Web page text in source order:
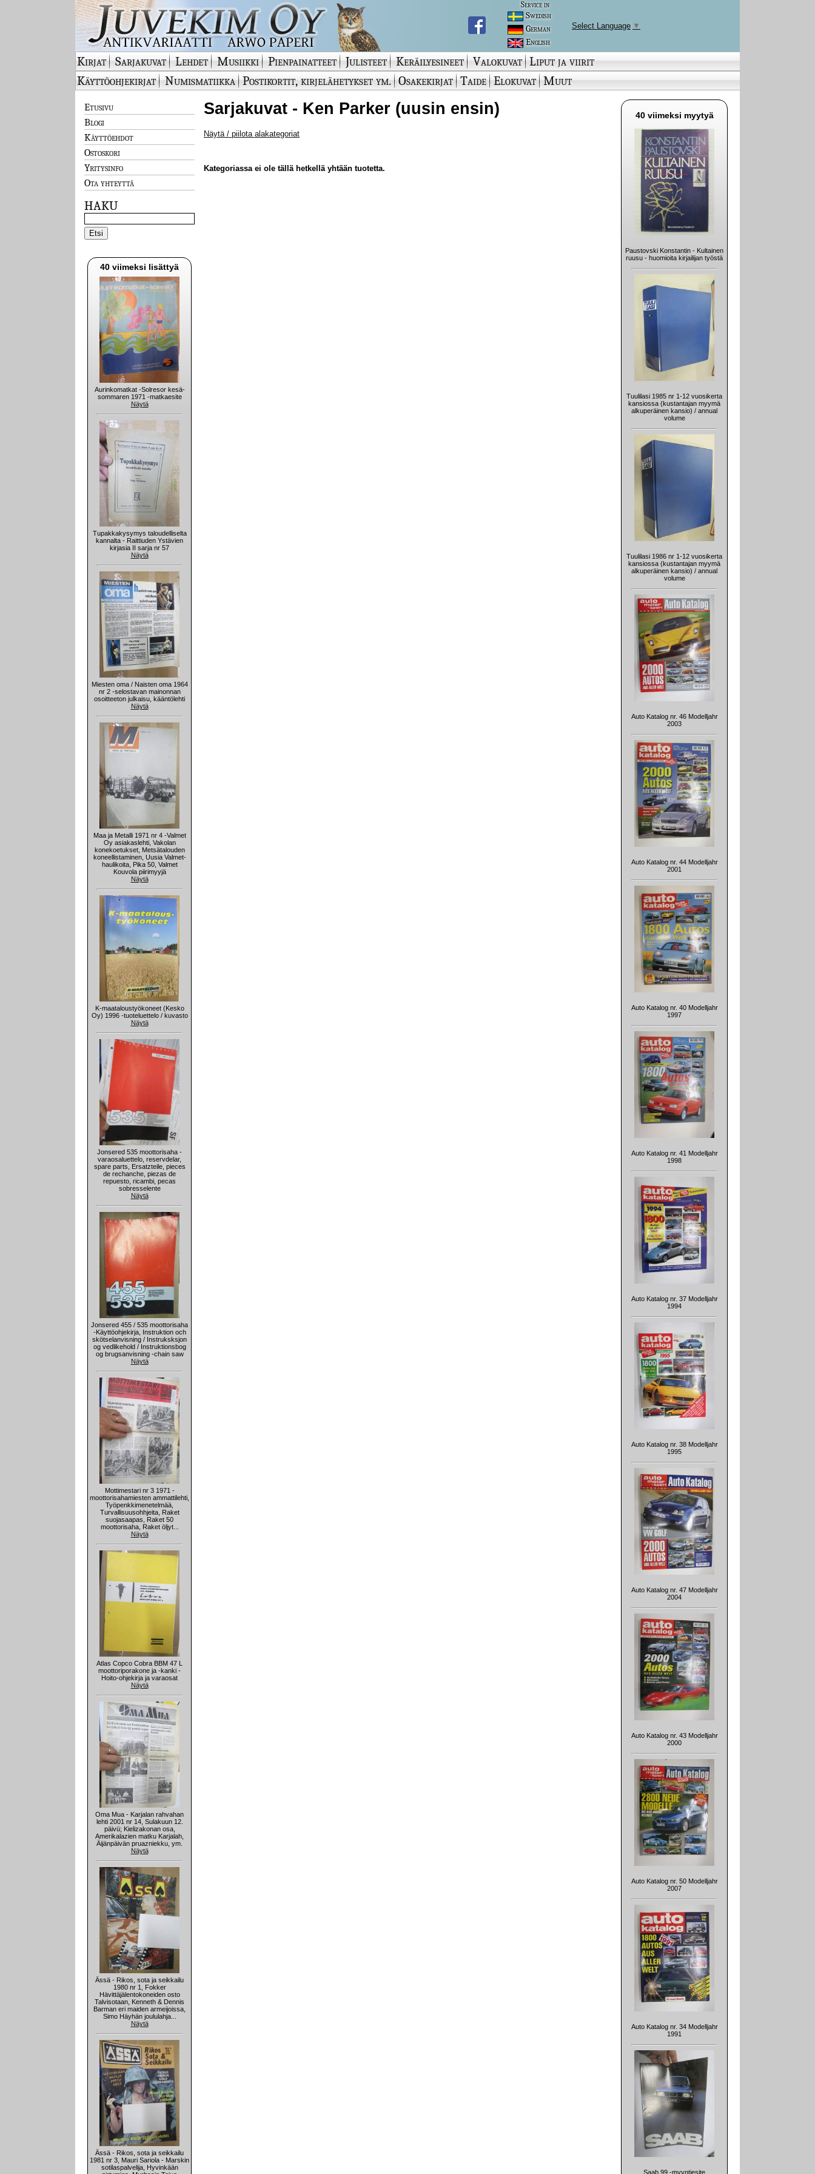
Service in
Swedish
German
English
Select Language ▼
Kirjat Sarjakuvat Lehdet Musiikki Pienpainatteet Julisteet Keräilyesineet Valokuvat Liput ja viirit
Käyttöohjekirjat
Numismatiikka Postikortit, kirjelähetykset ym. Osakekirjat Taide Elokuvat Muut
Etusivu
Blogi
Käyttöehdot
Ostoskori
Yritysinfo
Ota yhteyttä
HAKU
40 viimeksi lisättyä
Aurinkomatkat -Solresor kesä-
sommaren 1971 -matkaesite
Näytä
Tupakkakysymys taloudelliselta
kannalta - Raittiuden Ystävien
kirjasia II sarja nr 57
Näytä
Miesten oma / Naisten oma 1964
nr 2 -selostavan mainonnan
osoitteeton julkaisu, kääntölehti
Näytä
Maa ja Metalli 1971 nr 4 -Valmet
Oy asiakaslehti, Vakolan
konekoetukset, Metsätalouden
koneellistaminen, Uusia Valmet-
haulikoita, Pika 50, Valmet
Kouvola piirimyyjä
Näytä
K-maataloustyökoneet (Kesko
Oy) 1996 -tuoteluettelo / kuvasto
Näytä
Jonsered 535 moottorisaha -
varaosaluettelo, reservdelar,
spare parts, Ersatzteile, pieces
de rechanche, piezas de
repuesto, ricambi, pecas
sobresselente
Näytä
Jonsered 455 / 535 moottorisaha
-Käyttöohjekirja, Instruktion och
skötselanvisning / Instruksksjon
og vedlikehold / Instruktionsbog
og brugsanvisning -chain saw
Näytä
Mottimestari nr 3 1971 -
moottorisahamiesten ammattilehti,
Työpenkkimenetelmää,
Turvallisuusohhjeita, Raket
suojasaapas, Raket 50
moottorisaha, Raket öljyt...
Näytä
Atlas Copco Cobra BBM 47 L
moottoriporakone ja -kanki -
Hoito-ohjekirja ja varaosat
Näytä
Oma Mua - Karjalan rahvahan
lehti 2001 nr 14, Sulakuun 12.
päivü; Kielizakonan osa,
Amerikalazien matku Karjalah,
Äijänpäivän pruazniekku, ym.
Näytä
Ässä - Rikos, sota ja seikkailu
1980 nr 1, Fokker
Hävittäjälentokoneiden osto
Talvisotaan, Kenneth & Dennis
Barman eri maiden armeijoissa,
Simo Häyhän joululahja...
Näytä
Ässä - Rikos, sota ja seikkailu
1981 nr 3, Mauri Sariola - Marskin
sotilaspalvelija, Hyvinkään
Sarjakuvat - Ken Parker (uusin ensin)
Näytä / piilota alakategoriat
Kategoriassa ei ole tällä hetkellä yhtään tuotetta.
40 viimeksi myytyä
Paustovski Konstantin - Kultainen
ruusu - huomioita kirjailijan työstä
Tuulilasi 1985 nr 1-12 vuosikerta
kansiossa (kustantajan myymä
alkuperäinen kansio) / annual
volume
Tuulilasi 1986 nr 1-12 vuosikerta
kansiossa (kustantajan myymä
alkuperäinen kansio) / annual
volume
Auto Katalog nr. 46 Modelljahr
2003
Auto Katalog nr. 44 Modelljahr
2001
Auto Katalog nr. 40 Modelljahr
1997
Auto Katalog nr. 41 Modelljahr
1998
Auto Katalog nr. 37 Modelljahr
1994
Auto Katalog nr. 38 Modelljahr
1995
Auto Katalog nr. 47 Modelljahr
2004
Auto Katalog nr. 43 Modelljahr
2000
Auto Katalog nr. 50 Modelljahr
2007
Auto Katalog nr. 34 Modelljahr
1991
Saab 99 -myyntiesite